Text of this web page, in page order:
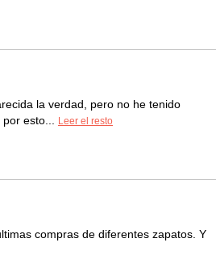
la verdad, pero no he tenido
esto...
Leer el resto
compras de diferentes zapatos. Y